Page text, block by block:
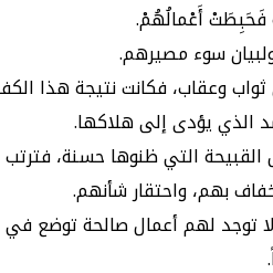
فَحَبِطَتْ أَعْمالُهُمْ.
سوء مصيرهم.
ثواب وعقاب، فكانت نتيجة
الذي يؤدى إلى هلاكها.
القبيحة التي ظنوها حسنة،
بهم، واحتقار شأنهم.
لا توجد لهم أعمال صالحة توضع